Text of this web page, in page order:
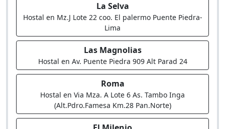
La Selva
Hostal en Mz.J Lote 22 coo. El palermo Puente Piedra-
Lima
Las Magnolias
Hostal en Av. Puente Piedra 909 Alt Parad 24
Roma
Hostal en Via Mza. A Lote 6 As. Tambo Inga
(Alt.Pdro.Famesa Km.28 Pan.Norte)